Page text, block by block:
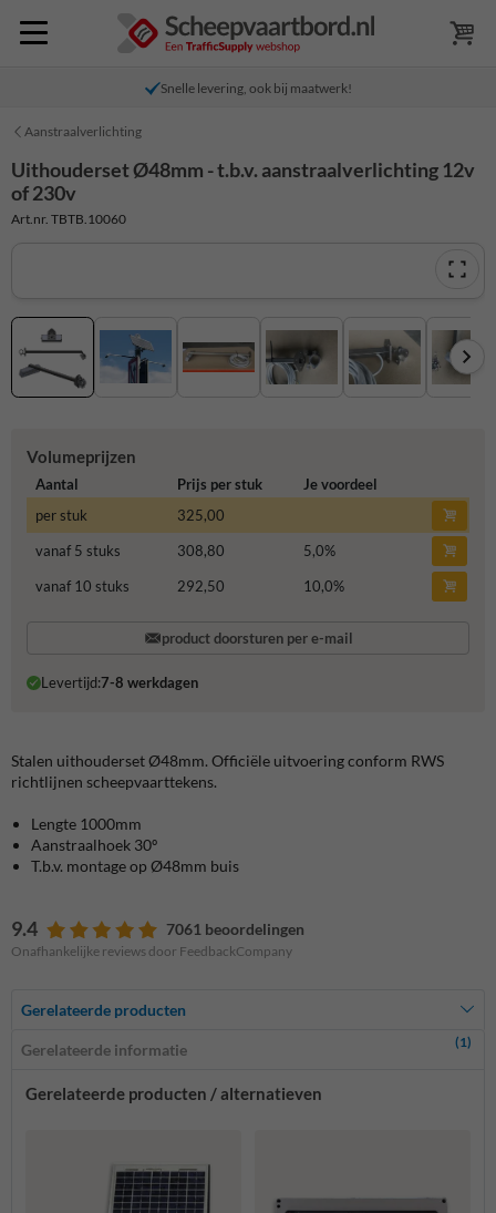
Snelle levering, ook bij maatwerk!
Aanstraalverlichting
Uithouderset Ø48mm - t.b.v. aanstraalverlichting 12v
of 230v
Art.nr. TBTB.10060
Volumeprijzen
Aantal Prijs per stuk
Je voordeel
per stuk
325,00
vanaf 5 stuks
308,80 5,0%
vanaf 10 stuks
292,50 10,0%
product doorsturen per e-mail
Levertijd:7-8 werkdagen
Stalen uithouderset Ø48mm. Officiële uitvoering conform RWS
richtlijnen scheepvaarttekens.
Lengte 1000mm
Aanstraalhoek 30º
T.b.v. montage op Ø48mm buis
9.4 7061 beoordelingen
Onafhankelijke reviews door FeedbackCompany
Gerelateerde producten
Gerelateerde informatie (1)
Gerelateerde producten / alternatieven